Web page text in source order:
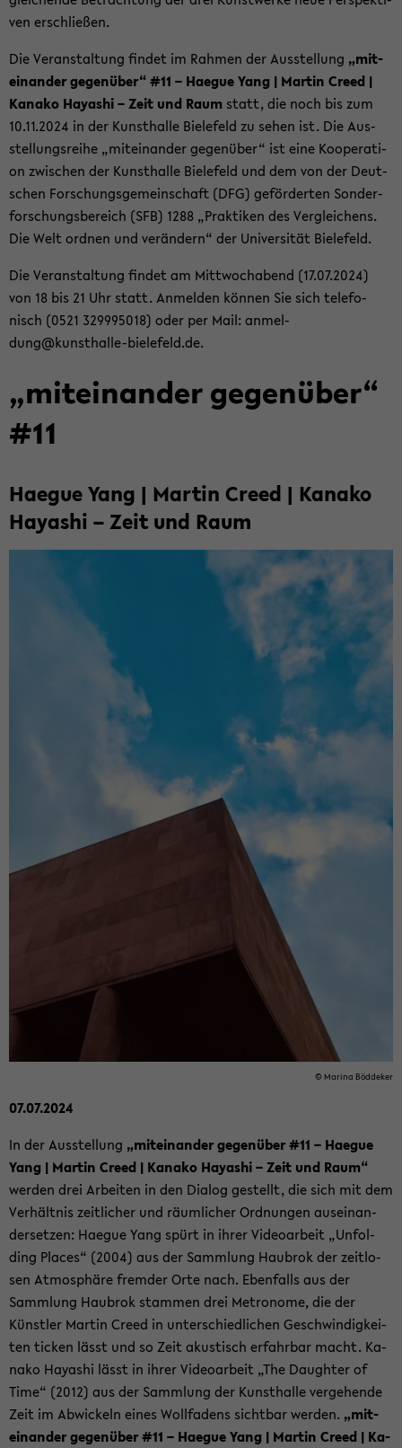
ven er­schlie­ßen.
Die Ver­an­stal­tung fin­det im Rah­men der Aus­stel­lung „mit­
ein­an­der ge­gen­über“ #11 – Ha­e­gue Yang | Mar­tin Creed |
Ka­na­ko Ha­ya­shi – Zeit und Raum statt, die noch bis zum
10.11.2024 in der Kunst­hal­le Bie­le­feld zu sehen ist. Die Aus­
stel­lungs­rei­he „mit­ein­an­der ge­gen­über“ ist eine Ko­ope­ra­ti­
on zwi­schen der Kunst­hal­le Bie­le­feld und dem von der Deut­
schen For­schungs­ge­mein­schaft (DFG) ge­för­der­ten Son­der­
for­schungs­be­reich (SFB) 1288 „Prak­ti­ken des Ver­glei­chens.
Die Welt ord­nen und ver­än­dern“ der Uni­ver­si­tät Bie­le­feld.
Die Ver­an­stal­tung fin­det am Mitt­woch­abend (17.07.2024)
von 18 bis 21 Uhr statt. An­mel­den kön­nen Sie sich te­le­fo­
nisch (0521 329995018) oder per Mail: an­mel­
dung@kunsthalle-​bielefeld.de.
„mit­ein­an­der ge­gen­über“
#11
Ha­e­gue Yang | Mar­tin Creed | Ka­na­ko
Ha­ya­shi – Zeit und Raum
© Ma­ri­na Böd­de­ker
07.07.2024
In der Aus­stel­lung „mit­ein­an­der ge­gen­über #11 – Ha­e­gue
Yang | Mar­tin Creed | Ka­na­ko Ha­ya­shi – Zeit und Raum“
wer­den drei Ar­bei­ten in den Dia­log ge­stellt, die sich mit dem
Ver­hält­nis zeit­li­cher und räum­li­cher Ord­nun­gen aus­ein­an­
der­set­zen: Ha­e­gue Yang spürt in ihrer Vi­deo­ar­beit „Un­fol­
ding Places“ (2004) aus der Samm­lung Hau­brok der zeit­lo­
sen At­mo­sphä­re frem­der Orte nach. Eben­falls aus der
Samm­lung Hau­brok stam­men drei Me­tro­no­me, die der
Künst­ler Mar­tin Creed in un­ter­schied­li­chen Ge­schwin­dig­kei­
ten ti­cken lässt und so Zeit akus­tisch er­fahr­bar macht. Ka­
na­ko Ha­ya­shi lässt in ihrer Vi­deo­ar­beit „The Daugh­ter of
Time“ (2012) aus der Samm­lung der Kunst­hal­le ver­ge­hen­de
Zeit im Ab­wi­ckeln eines Woll­fa­dens sicht­bar wer­den. „mit­
ein­an­der ge­gen­über #11 – Ha­e­gue Yang | Mar­tin Creed | Ka­